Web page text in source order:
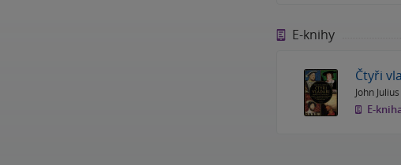
E-knihy
Čtyři
John
E-